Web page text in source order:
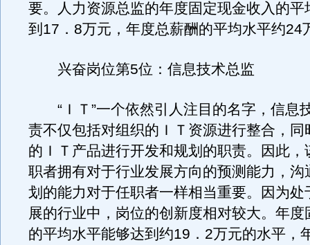
要。人力资源总监的年度固定现金收入的平
到17．8万元，年度总薪酬的平均水平约24
兴奋岗位第5位：信息技术总监
“ＩＴ”一个依然引人注目的名字，信息
责不仅包括对组织的ＩＴ资源进行整合，同
的ＩＴ产品进行开发和规划的职责。因此，
职者拥有对于行业发展方向的预测能力，沟
划的能力对于任职者一样相当重要。因为处
展的行业中，岗位的创新度相对较大。年度
的平均水平能够达到约19．2万元的水平，